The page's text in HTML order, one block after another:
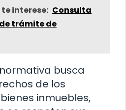
interese: Consulta
trámite de
busca
de los
inmuebles,